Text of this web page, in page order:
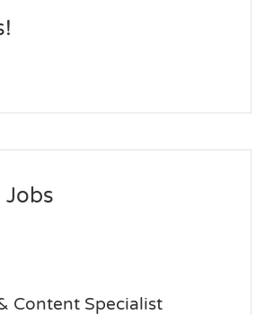
Jobs
Content Specialist